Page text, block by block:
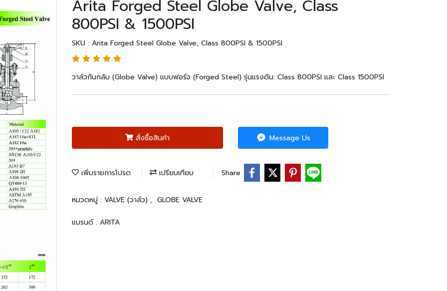
Arita Forged Steel Globe Valve, Class
800PSI & 1500PSI
SKU : Arita Forged Steel Globe Valve, Class 800PSI & 1500PSI
วาล์วกันกลับ (Globe Valve) แบบฟอร์จ (Forged Steel) รุ่นแรงดัน: Class 800PSI และ Class 1500PSI
สั่งซื้อสินค้า Message Us
เพิ่มรายการโปรด เปรียบเทียบ Share
หมวดหมู่ : VALVE (วาล์ว) , GLOBE VALVE
แบรนด์ : ARITA